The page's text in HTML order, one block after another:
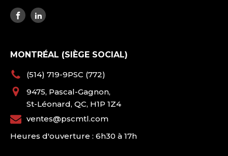
MONTRÉAL (SIÈGE SOCIAL)
(514) 719-9PSC (772)
9475, Pascal-Gagnon,
St-Léonard, QC, H1P 1Z4
ventes@pscmtl.com
Heures d'ouverture : 6h30 à 17h